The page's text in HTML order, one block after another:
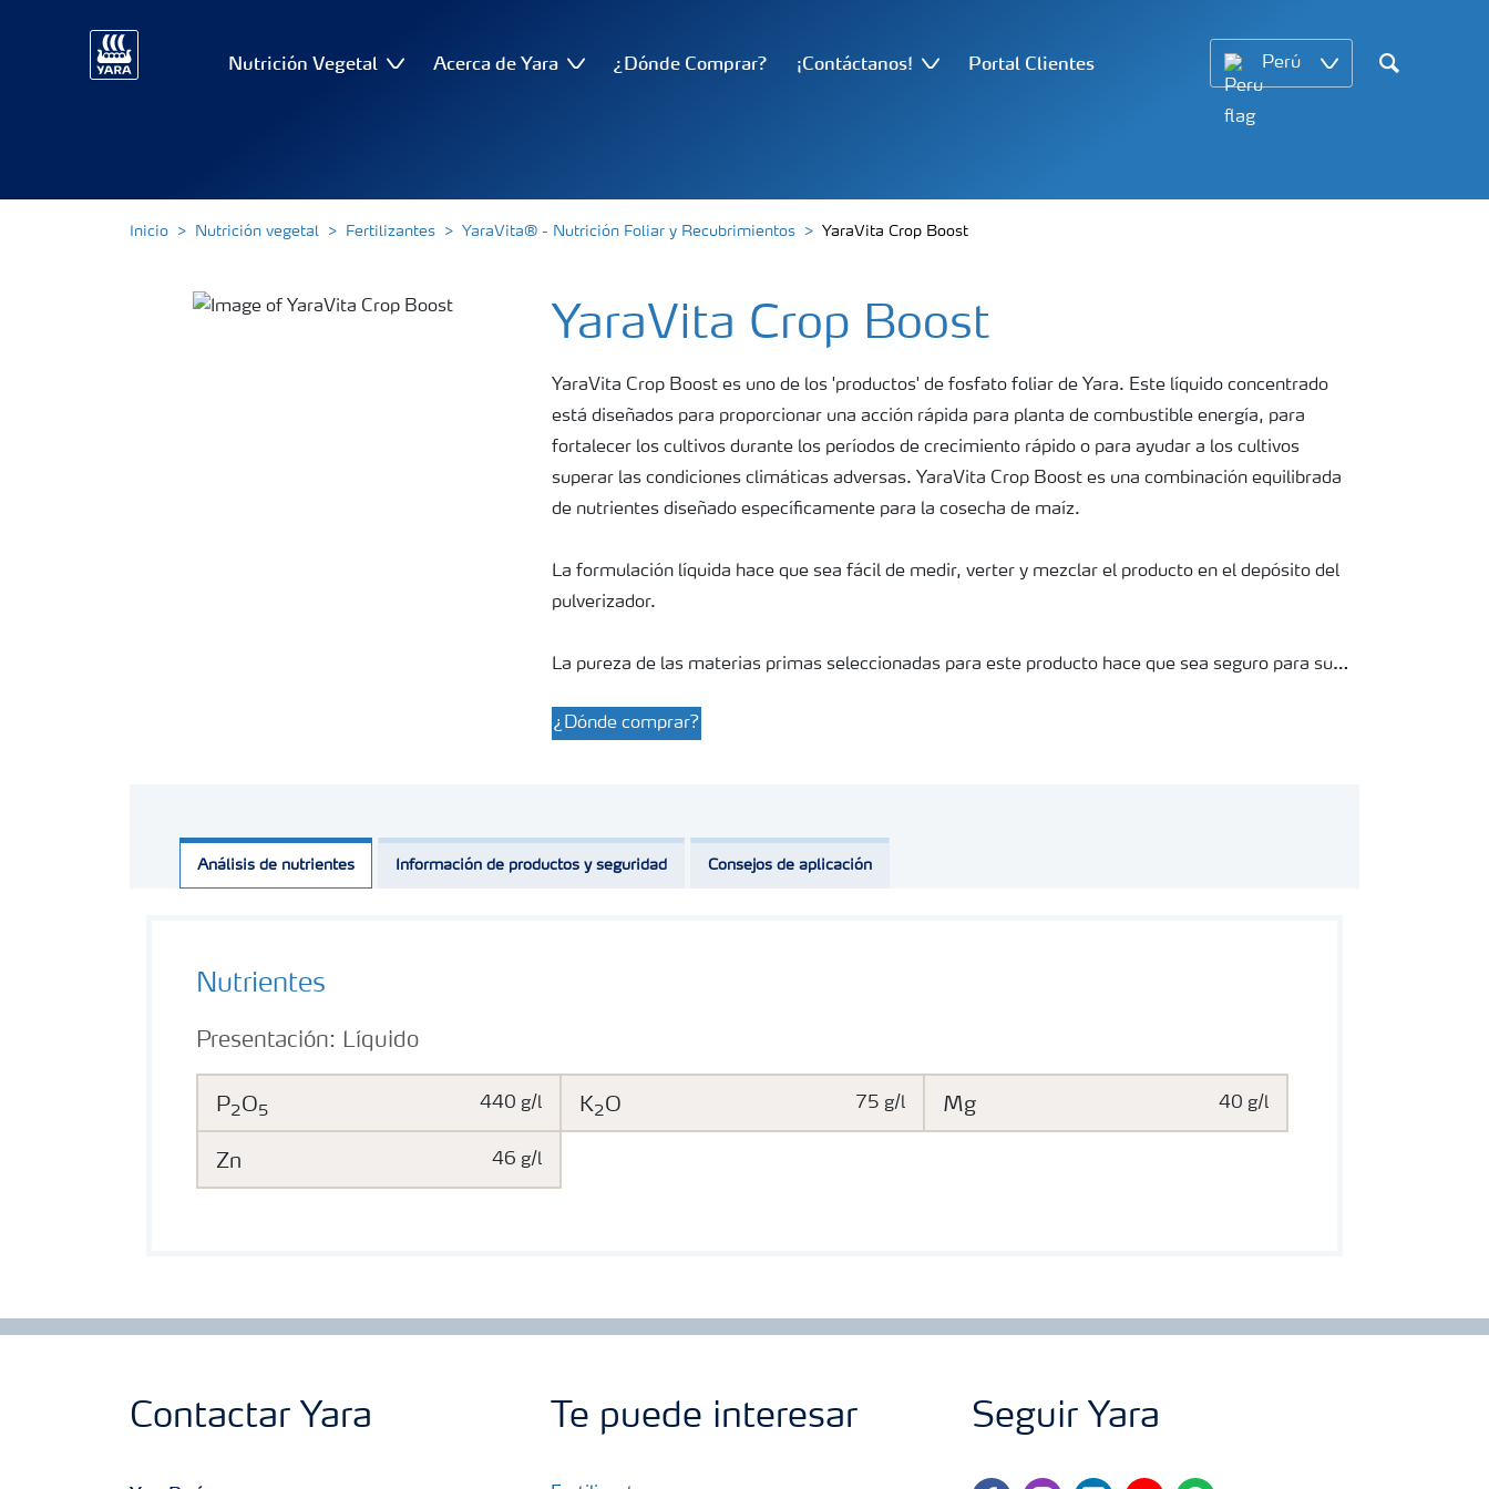
Nutrición Vegetal Acerca de Yara ¿Dónde Comprar? ¡Contáctanos! Portal Clientes Perú
Search
Inicio Nutrición vegetal Fertilizantes YaraVita® - Nutrición Foliar y Recubrimientos YaraVita Crop Boost
YaraVita Crop Boost
YaraVita Crop Boost es uno de los 'productos' de fosfato foliar de Yara. Este líquido concentrado
está diseñados para proporcionar una acción rápida para planta de combustible energía, para
fortalecer los cultivos durante los períodos de crecimiento rápido o para ayudar a los cultivos
superar las condiciones climáticas adversas. YaraVita Crop Boost es una combinación equilibrada
de nutrientes diseñado específicamente para la cosecha de maíz.
La formulación líquida hace que sea fácil de medir, verter y mezclar el producto en el depósito del
pulverizador.
La pureza de las materias primas seleccionadas para este producto hace que sea seguro para su
cualquier punto de la cadena de suministro.
¿Dónde comprar?
Análisis de nutrientes Información de productos y seguridad Consejos de aplicación
Nutrientes
P2 O5 440 g/l K2 O 75 g/l Mg 40 g/l
Zn 46 g/l
Presentación: Líquido
Contactar Yara Te puede interesar Seguir Yara